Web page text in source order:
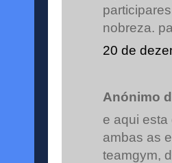
nobreza.
20 de
Anónimo
e aqui
ambas as
teamgym,